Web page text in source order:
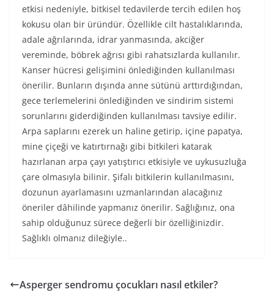
etkisi nedeniyle, bitkisel tedavilerde tercih edilen hoş
kokusu olan bir üründür. Özellikle cilt hastalıklarında,
adale ağrılarında, idrar yanmasında, akciğer
vereminde, böbrek ağrısı gibi rahatsızlarda kullanılır.
Kanser hücresi gelişimini önlediğinden kullanılması
önerilir. Bunların dışında anne sütünü arttırdığından,
gece terlemelerini önlediğinden ve sindirim sistemi
sorunlarını giderdiğinden kullanılması tavsiye edilir.
Arpa saplarını ezerek un haline getirip, içine papatya,
mine çiçeği ve katırtırnağı gibi bitkileri katarak
hazırlanan arpa çayı yatıştırıcı etkisiyle ve uykusuzluğa
çare olmasıyla bilinir. Şifalı bitkilerin kullanılmasını,
dozunun ayarlamasını uzmanlarından alacağınız
öneriler dâhilinde yapmanız önerilir. Sağlığınız, ona
sahip olduğunuz sürece değerli bir özelliğinizdir.
Sağlıklı olmanız dileğiyle..
Asperger sendromu çocukları nasıl etkiler?